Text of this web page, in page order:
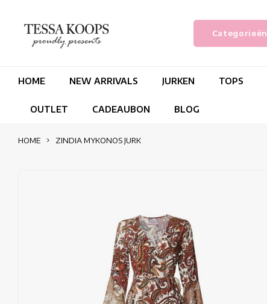
Categorieën
HOME NEW ARRIVALS JURKEN TOPS
OUTLET CADEAUBON BLOG
HOME ZINDIA MYKONOS JURK